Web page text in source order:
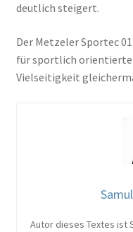
deutlich steigert.
Der Metzeler Sportec
für sportlich orientierte
Vielseitigkeit
Autor dieses Textes ist